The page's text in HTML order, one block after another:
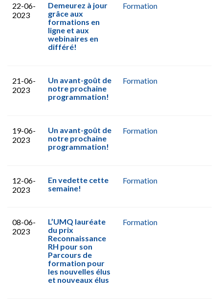
22-06-
2023
Demeurez à jour
grâce aux
formations en
ligne et aux
webinaires en
différé!
Formation
21-06-
2023
Un avant-goût de
notre prochaine
programmation!
Formation
19-06-
2023
Un avant-goût de
notre prochaine
programmation!
Formation
12-06-
2023
En vedette cette
semaine!
Formation
08-06-
2023
L’UMQ lauréate
du prix
Reconnaissance
RH pour son
Parcours de
formation pour
les nouvelles élus
et nouveaux élus
Formation